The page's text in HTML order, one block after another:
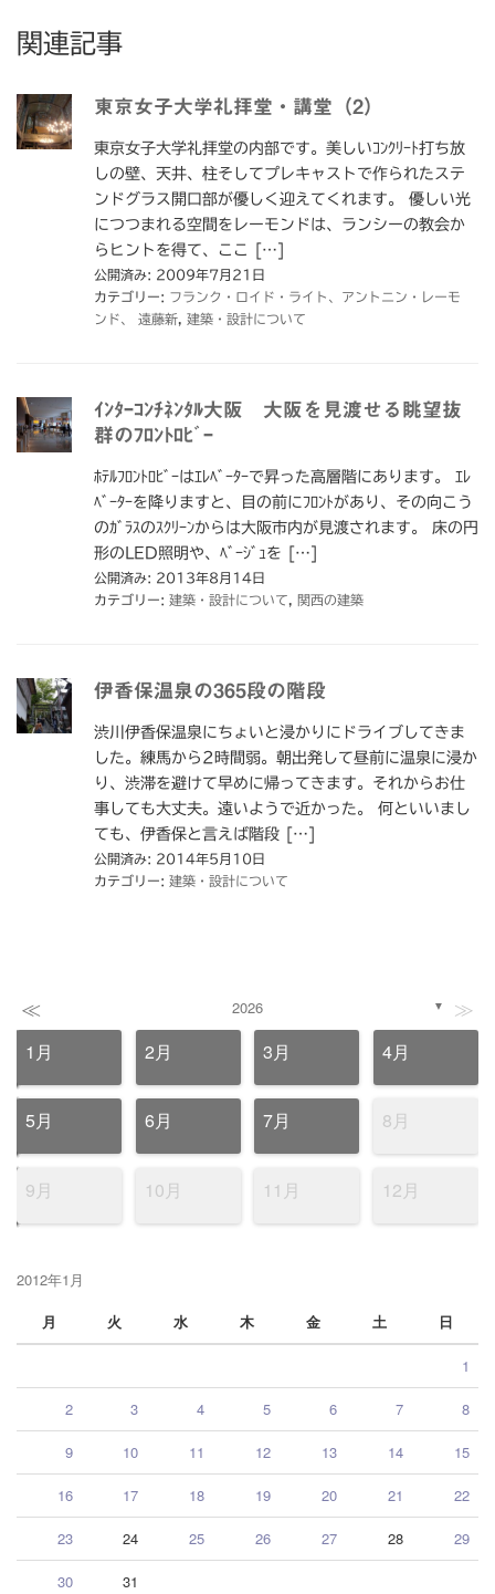
関連記事
東京女子大学礼拝堂・講堂（2）
東京女子大学礼拝堂の内部です。美しいｺﾝｸﾘｰﾄ打ち放
しの壁、天井、柱そしてプレキャストで作られたステ
ンドグラス開口部が優しく迎えてくれます。 優しい光
につつまれる空間をレーモンドは、ランシーの教会か
らヒントを得て、ここ […]
公開済み: 2009年7月21日
カテゴリー: フランク・ロイド・ライト、アントニン・レーモ
ンド、 遠藤新
建築・設計について
ｲﾝﾀｰｺﾝﾁﾈﾝﾀﾙ大阪 大阪を見渡せる眺望抜
群のﾌﾛﾝﾄﾛﾋﾞｰ
ﾎﾃﾙﾌﾛﾝﾄﾛﾋﾞｰはｴﾚﾍﾞｰﾀｰで昇った高層階にあります。 ｴﾚ
ﾍﾞｰﾀｰを降りますと、目の前にﾌﾛﾝﾄがあり、その向こう
のｶﾞﾗｽのｽｸﾘｰﾝからは大阪市内が見渡されます。 床の円
形のLED照明や、ﾍﾞｰｼﾞｭを […]
公開済み: 2013年8月14日
カテゴリー: 建築・設計について 関西の建築
伊香保温泉の365段の階段
渋川伊香保温泉にちょいと浸かりにドライブしてきま
した。練馬から2時間弱。朝出発して昼前に温泉に浸か
り、渋滞を避けて早めに帰ってきます。それからお仕
事しても大丈夫。遠いようで近かった。 何といいまし
ても、伊香保と言えば階段 […]
公開済み: 2014年5月10日
カテゴリー: 建築・設計について
≪ 2026 ▼ ≫
1月 2月 3月 4月
5月 6月 7月 8月
9月 10月 11月 12月
2012年1月
月
火 水 木 金 土 日
1
2 3 4 5 6 7 8
9 10 11 12 13 14 15
16 17 18 19 20 21 22
23 24 25 26 27 28 29
30 31